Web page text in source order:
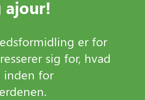
ajour!
er for
sig for, hvad
inden for